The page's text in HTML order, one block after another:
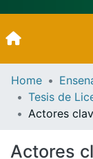
Home
Actores